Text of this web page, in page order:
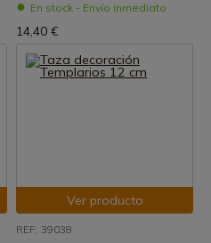
En stock - Envío inmediato
14,40 €
Ver producto
REF: 39038